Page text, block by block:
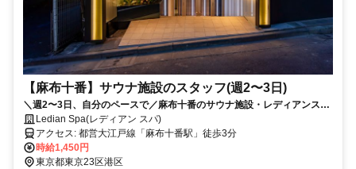
【麻布十番】サウナ施設のスタッフ(週2〜3日)
＼週2〜3日、自分のペースで／麻布十番のサウナ施設・レディアンスパ
（Ledian Spa）でスタッフ募集！
Ledian Spa(レディアン スパ)
アクセス: 都営大江戸線「麻布十番駅」徒歩3分
時給1,450円
東京都東京23区港区